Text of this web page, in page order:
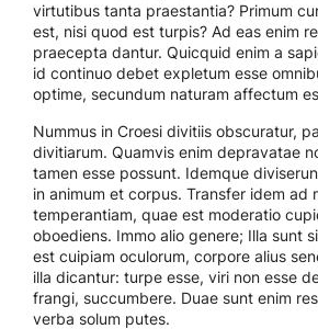
virtutibus tanta praestantia? Primum
est, nisi quod est turpis? Ad eas enim
praecepta dantur. Quicquid enim a
id continuo debet expletum esse
optime, secundum naturam affectum
Nummus in Croesi divitiis obscuratur,
divitiarum. Quamvis enim depravatae
tamen esse possunt. Idemque
in animum et corpus. Transfer idem ad
temperantiam, quae est moderatio
oboediens. Immo alio genere; Illa sunt
est cuipiam oculorum, corpore alius
illa dicantur: turpe esse, viri non esse
frangi, succumbere. Duae sunt enim
verba solum putes.